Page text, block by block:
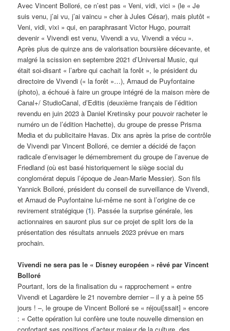
Avec Vincent Bolloré, ce n’est pas « Veni, vidi, vici » (le « Je
suis venu, j’ai vu, j’ai vaincu » cher à Jules César), mais plutôt «
Veni, vidi, vixi » qui, en paraphrasant Victor Hugo, pourrait
devenir « Vivendi est venu, Vivendi a vu, Vivendi a vécu ».
Après plus de quinze ans de valorisation boursière décevante, et
malgré la scission en septembre 2021 d’Universal Music, qui
était soi-disant « l’arbre qui cachait la forêt », le président du
directoire de Vivendi (« la forêt »…), Arnaud de Puyfontaine
(photo), a échoué à faire un groupe intégré de la maison mère de
Canal+/ StudioCanal, d’Editis (deuxième français de l’édition
revendu en juin 2023 à Daniel Kretinsky pour pouvoir racheter le
numéro un de l’édition Hachette), du groupe de presse Prisma
Media et du publicitaire Havas. Dix ans après la prise de contrôle
de Vivendi par Vincent Bolloré, ce dernier a décidé de façon
radicale d’envisager le démembrement du groupe de l’avenue de
Friedland (où est basé historiquement le siège social du
conglomérat depuis l’époque de Jean-Marie Messier). Son fils
Yannick Bolloré, président du conseil de surveillance de Vivendi,
et Arnaud de Puyfontaine lui-même ne sont à l’origine de ce
revirement stratégique (1). Passée la surprise générale, les
actionnaires en sauront plus sur ce projet de split lors de la
présentation des résultats annuels 2023 prévue en mars
prochain.
Vivendi ne sera pas le « Disney européen » rêvé par Vincent
Bolloré
Pourtant, lors de la finalisation du « rapprochement » entre
Vivendi et Lagardère le 21 novembre dernier – il y a à peine 55
jours ! –, le groupe de Vincent Bolloré se « réjoui[ssait] » encore
: « Cette opération lui confère une toute nouvelle dimension en